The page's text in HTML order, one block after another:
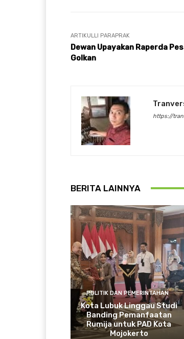
ARTIKULLI PARAPRAK
Dewan Upayakan Raperda
Golkan
https://
BERITA LAINNYA
POLITIK DAN PEMERINTAHAN
Kota Lubuk Linggau Studi
Banding Pemanfaatan
Rumija untuk PAD Kota
Mojokerto